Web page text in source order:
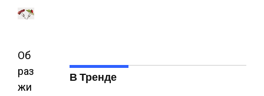
Об
раз
жи
В Тренде